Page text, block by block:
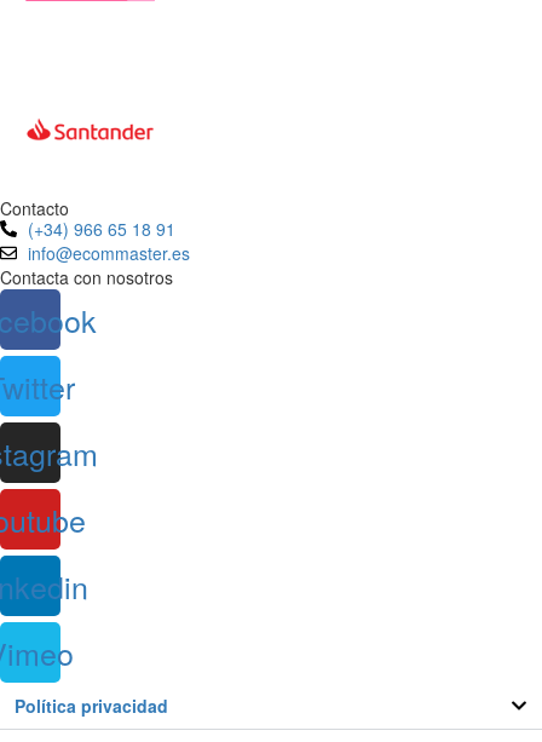
Contacto
(+34) 966 65 18 91
info@ecommaster.es
Contacta con nosotros
Política privacidad